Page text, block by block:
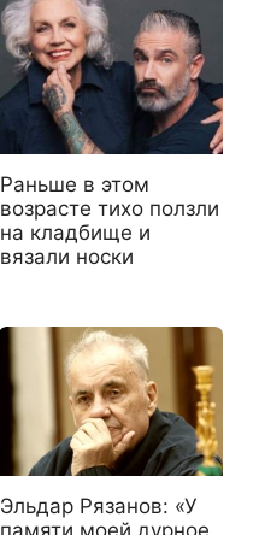
Раньше в этом
возрасте тихо ползли
на кладбище и
вязали носки
Эльдар Рязанов: «У